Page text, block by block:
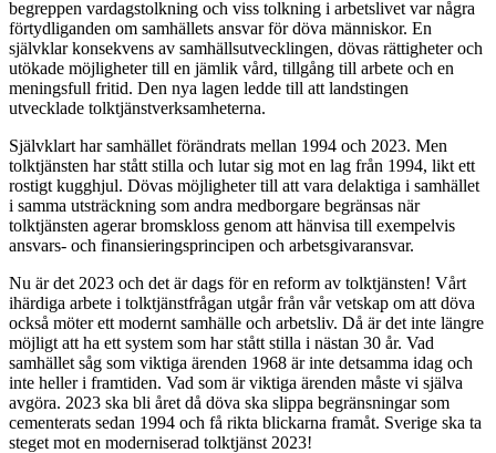
begreppen vardagstolkning och viss tolkning i arbetslivet var några
förtydliganden om samhällets ansvar för döva människor. En
självklar konsekvens av samhällsutvecklingen, dövas rättigheter och
utökade möjligheter till en jämlik vård, tillgång till arbete och en
meningsfull fritid. Den nya lagen ledde till att landstingen
utvecklade tolktjänstverksamheterna.
Självklart har samhället förändrats mellan 1994 och 2023. Men
tolktjänsten har stått stilla och lutar sig mot en lag från 1994, likt ett
rostigt kugghjul. Dövas möjligheter till att vara delaktiga i samhället
i samma utsträckning som andra medborgare begränsas när
tolktjänsten agerar bromskloss genom att hänvisa till exempelvis
ansvars- och finansieringsprincipen och arbetsgivaransvar.
Nu är det 2023 och det är dags för en reform av tolktjänsten! Vårt
ihärdiga arbete i tolktjänstfrågan utgår från vår vetskap om att döva
också möter ett modernt samhälle och arbetsliv. Då är det inte längre
möjligt att ha ett system som har stått stilla i nästan 30 år. Vad
samhället såg som viktiga ärenden 1968 är inte detsamma idag och
inte heller i framtiden. Vad som är viktiga ärenden måste vi själva
avgöra. 2023 ska bli året då döva ska slippa begränsningar som
cementerats sedan 1994 och få rikta blickarna framåt. Sverige ska ta
steget mot en moderniserad tolktjänst 2023!